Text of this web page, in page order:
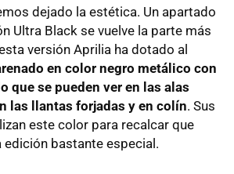
dejado la estética. Un apartado
Ultra Black se vuelve la parte más
versión Aprilia ha dotado al
en color negro metálico con
que se pueden ver en las alas
las llantas forjadas y en colín. Sus
este color para recalcar que
edición bastante especial.